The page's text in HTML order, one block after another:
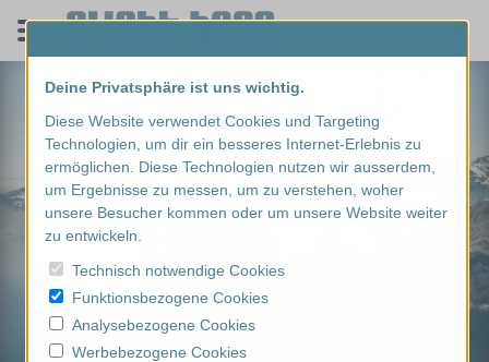
Deine Privatsphäre ist uns wichtig.
Diese Website verwendet Cookies und Targeting
Technologien, um dir ein besseres Internet-Erlebnis zu
ermöglichen. Diese Technologien nutzen wir ausserdem,
um Ergebnisse zu messen, um zu verstehen, woher
unsere Besucher kommen oder um unsere Website weiter
zu entwickeln.
Technisch notwendige Cookies
Funktionsbezogene Cookies
Analysebezogene Cookies
Werbebezogene Cookies